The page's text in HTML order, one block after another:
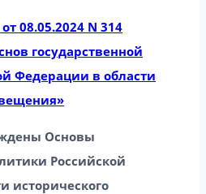
08.05.2024 N 314
государственной
Федерации в области
Основы
Российской
исторического